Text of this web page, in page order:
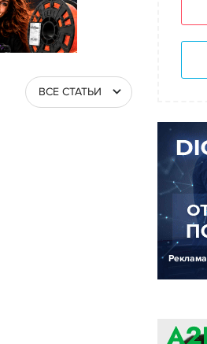
ВСЕ СТАТЬИ
Реклама